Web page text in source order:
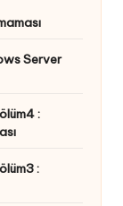
Server
:
: